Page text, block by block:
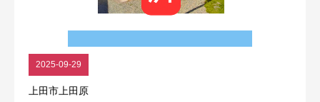
2025-09-29
上田市上田原